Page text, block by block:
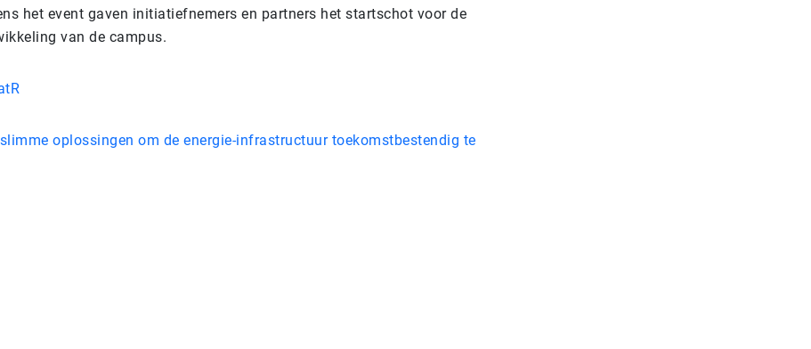
het event gaven initiatiefnemers en partners het startschot voor de
van de campus.
oplossingen om de energie-infrastructuur toekomstbestendig te